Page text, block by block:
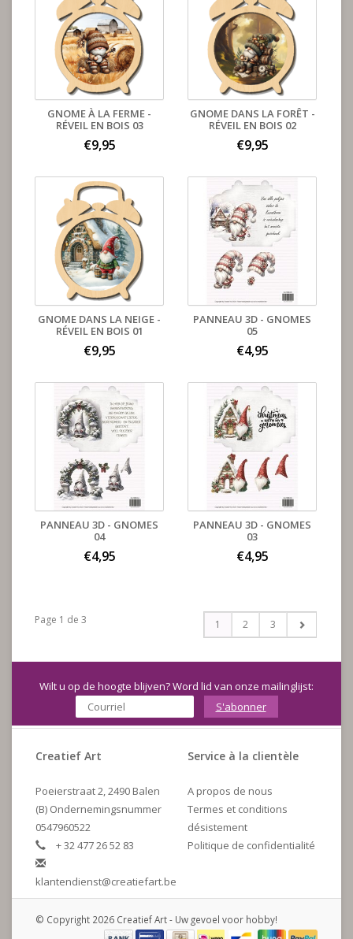
GNOME À LA FERME -
RÉVEIL EN BOIS 03
€9,95
GNOME DANS LA FORÊT -
RÉVEIL EN BOIS 02
€9,95
GNOME DANS LA NEIGE -
RÉVEIL EN BOIS 01
€9,95
PANNEAU 3D - GNOMES
05
€4,95
PANNEAU 3D - GNOMES
04
€4,95
PANNEAU 3D - GNOMES
03
€4,95
Page 1 de 3 1 2 3
Wilt u op de hoogte blijven? Word lid van onze mailinglijst:
S'abonner
Creatief Art
Poeierstraat 2, 2490 Balen
(B) Ondernemingsnummer
0547960522
+ 32 477 26 52 83
klantendienst@creatiefart.be
Service à la clientèle
A propos de nous
Termes et conditions
désistement
Politique de confidentialité
© Copyright 2026 Creatief Art - Uw gevoel voor hobby!